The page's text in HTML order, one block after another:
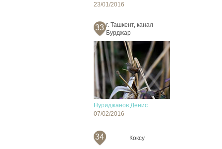
23/01/2016
33 г. Ташкент, канал
Бурджар
Нуриджанов Денис
07/02/2016
34 Коксу